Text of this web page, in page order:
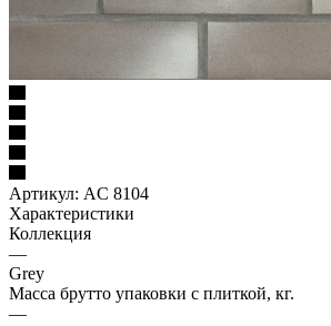
Артикул: AC 8104
Характеристики
Коллекция
—
Grey
Масса брутто упаковки с плиткой, кг.
—